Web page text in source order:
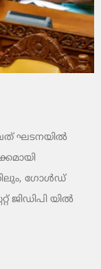
ഘടനയിൽ
ഗോൾഡ്
ജിഡിപി യിൽ